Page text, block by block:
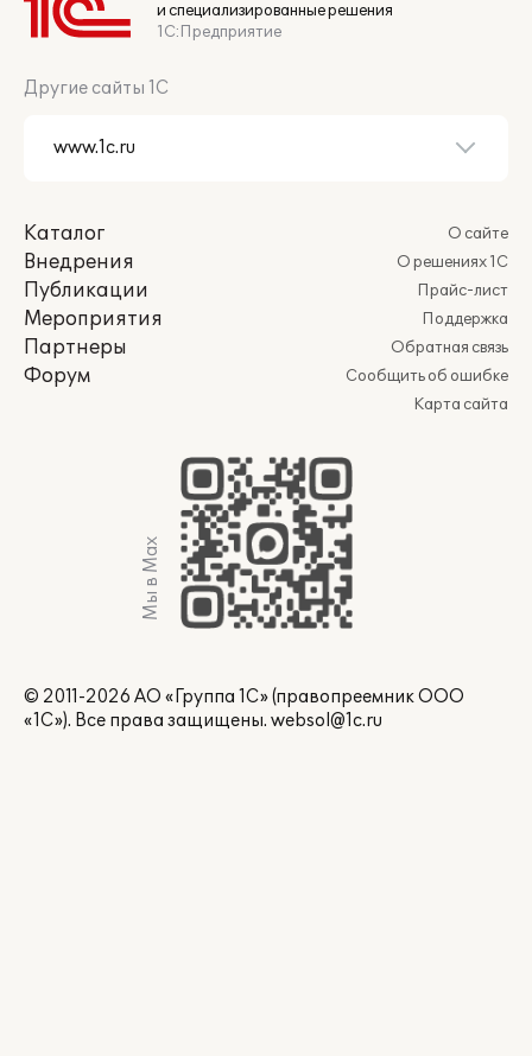
и специализированные решения
1С:Предприятие
Другие сайты 1С
Каталог
Внедрения
Публикации
Мероприятия
Партнеры
Форум
О сайте
О решениях 1С
Прайс-лист
Поддержка
Обратная связь
Сообщить об ошибке
Карта сайта
Мы в Max
© 2011-2026 АО «Группа 1С» (правопреемник ООО
«1С»). Все права защищены. websol@1c.ru